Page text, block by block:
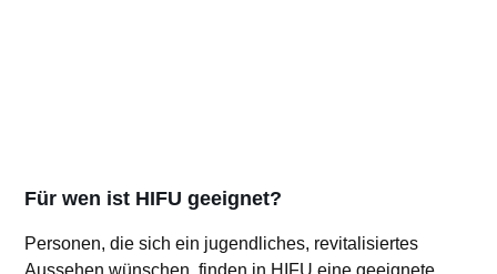
Für wen ist HIFU geeignet?
Personen, die sich ein jugendliches, revitalisiertes
Aussehen wünschen, finden in HIFU eine geeignete